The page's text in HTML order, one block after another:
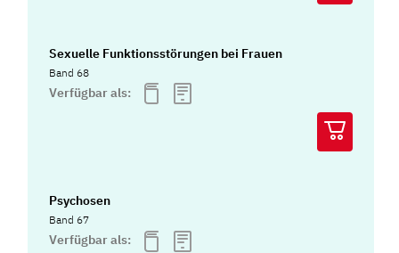
Sexuelle Funktionsstörungen bei Frauen
Band 68
Verfügbar als:
Psychosen
Band 67
Verfügbar als: